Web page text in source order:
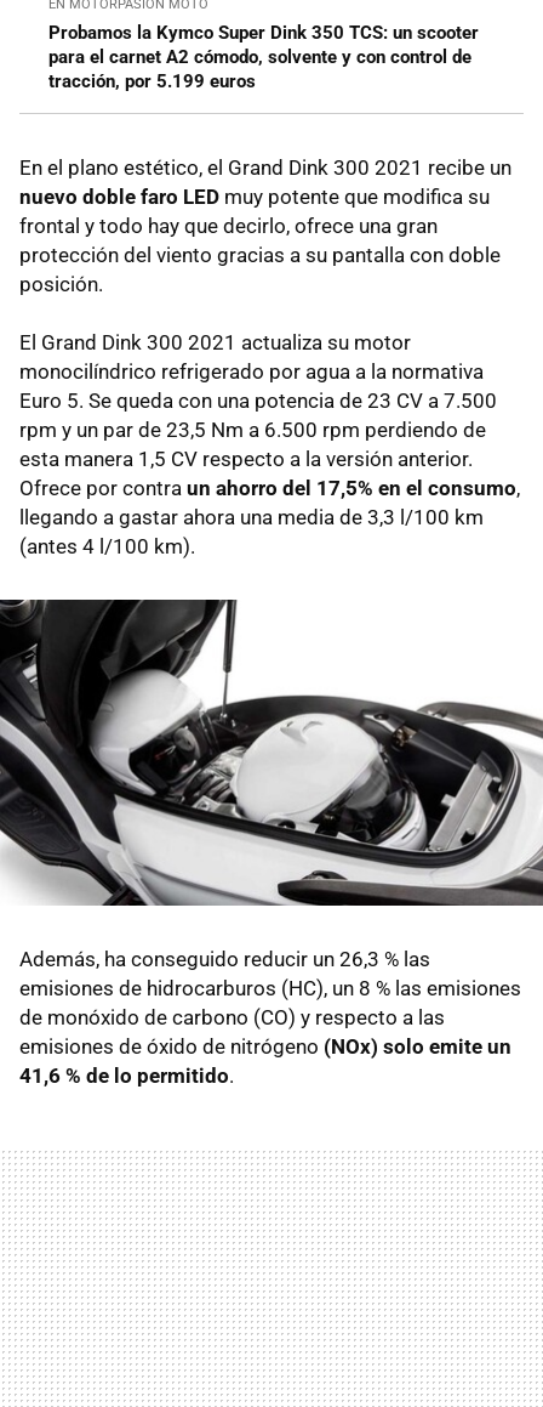
EN MOTORPASION MOTO
Probamos la Kymco Super Dink 350 TCS: un scooter
para el carnet A2 cómodo, solvente y con control de
tracción, por 5.199 euros
En el plano estético, el Grand Dink 300 2021 recibe un
nuevo doble faro LED muy potente que modifica su
frontal y todo hay que decirlo, ofrece una gran
protección del viento gracias a su pantalla con doble
posición.
El Grand Dink 300 2021 actualiza su motor
monocilíndrico refrigerado por agua a la normativa
Euro 5. Se queda con una potencia de 23 CV a 7.500
rpm y un par de 23,5 Nm a 6.500 rpm perdiendo de
esta manera 1,5 CV respecto a la versión anterior.
Ofrece por contra un ahorro del 17,5% en el consumo,
llegando a gastar ahora una media de 3,3 l/100 km
(antes 4 l/100 km).
Además, ha conseguido reducir un 26,3 % las
emisiones de hidrocarburos (HC), un 8 % las emisiones
de monóxido de carbono (CO) y respecto a las
emisiones de óxido de nitrógeno (NOx) solo emite un
41,6 % de lo permitido.